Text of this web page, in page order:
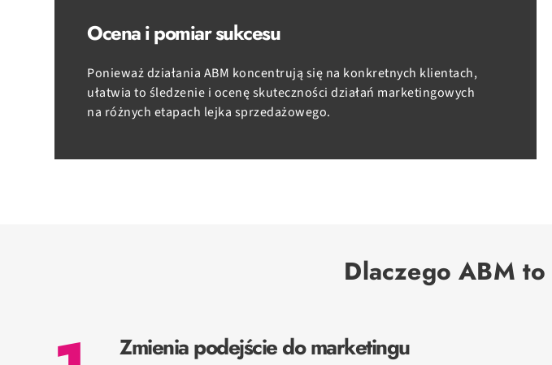
Ocena i pomiar sukcesu
Ponieważ działania ABM koncentrują się na konkretnych klientach,
ułatwia to śledzenie i ocenę skuteczności działań marketingowych
na różnych etapach lejka sprzedażowego.
Dlaczego ABM
Zmienia podejście do marketingu